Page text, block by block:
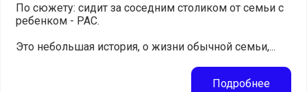
По сюжету: сидит за соседним столиком от семьи с
ребенком - PAC.
Это небольшая история, о жизни обычной семьи,...
Подробнее